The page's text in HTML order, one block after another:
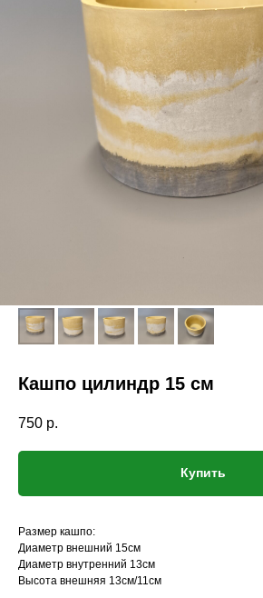
Кашпо цилиндр 15 см
750 р.
Купить
Размер кашпо:
Диаметр внешний 15см
Диаметр внутренний 13см
Высота внешняя 13см/11см